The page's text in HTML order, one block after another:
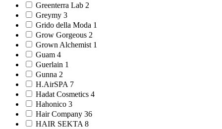
Greenterra Lab 2
Greymy 3
Grido della Moda 1
Grow Gorgeous 2
Grown Alchemist 1
Guam 4
Guerlain 1
Gunna 2
H.AirSPA 7
Hadat Cosmetics 4
Hahonico 3
Hair Company 36
HAIR SEKTA 8